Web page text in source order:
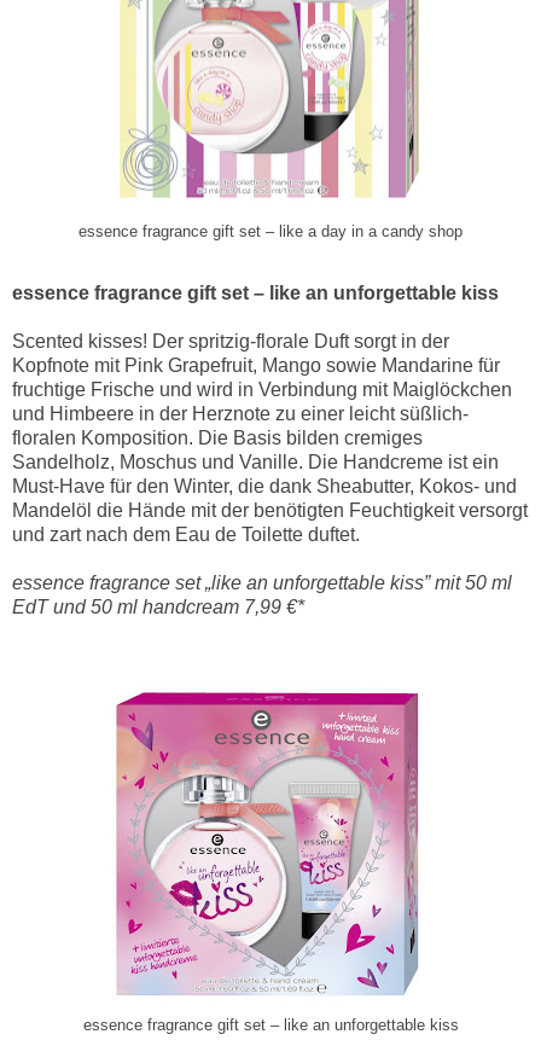
essence fragrance gift set – like a day in a candy shop
essence fragrance gift set – like an unforgettable kiss
Scented kisses! Der spritzig-florale Duft sorgt in der
Kopfnote mit Pink Grapefruit, Mango sowie Mandarine für
fruchtige Frische und wird in Verbindung mit Maiglöckchen
und Himbeere in der Herznote zu einer leicht süßlich-
floralen Komposition. Die Basis bilden cremiges
Sandelholz, Moschus und Vanille. Die Handcreme ist ein
Must-Have für den Winter, die dank Sheabutter, Kokos- und
Mandelöl die Hände mit der benötigten Feuchtigkeit versorgt
und zart nach dem Eau de Toilette duftet.
essence fragrance set „like an unforgettable kiss” mit 50 ml
EdT und 50 ml handcream 7,99 €*
essence fragrance gift set – like an unforgettable kiss